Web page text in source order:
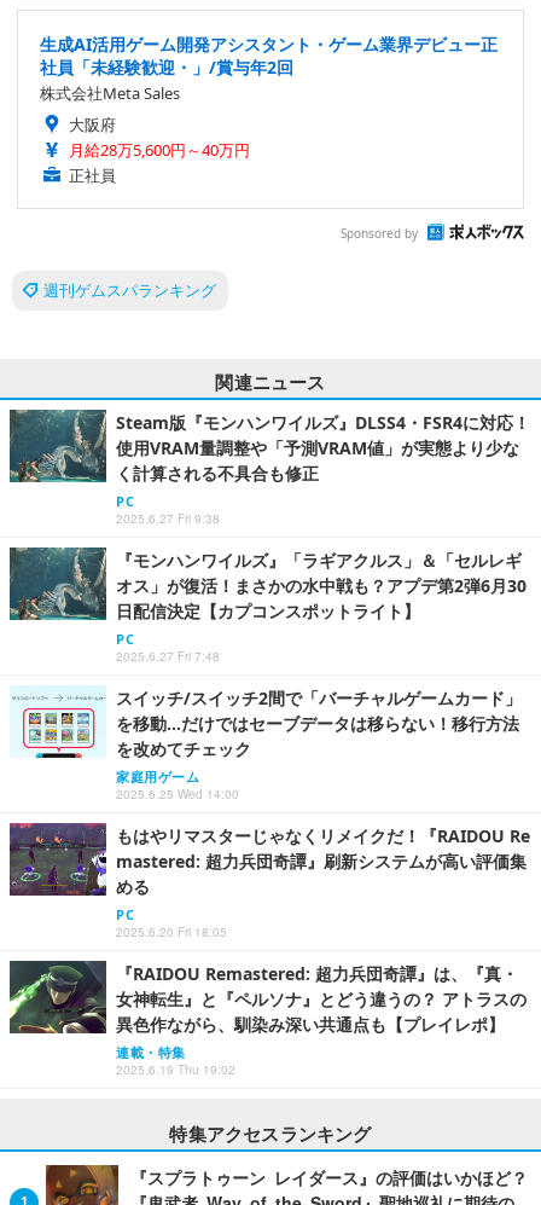
生成AI活用ゲーム開発アシスタント・ゲーム業界デビュー正
社員「未経験歓迎・」/賞与年2回
株式会社Meta Sales
大阪府
月給28万5,600円～40万円
正社員
Sponsored by
週刊ゲムスパランキング
関連ニュース
Steam版『モンハンワイルズ』DLSS4・FSR4に対応！
使用VRAM量調整や「予測VRAM値」が実態より少な
く計算される不具合も修正
PC
2025.6.27 Fri 9:38
『モンハンワイルズ』「ラギアクルス」＆「セルレギ
オス」が復活！まさかの水中戦も？アプデ第2弾6月30
日配信決定【カプコンスポットライト】
PC
2025.6.27 Fri 7:48
スイッチ/スイッチ2間で「バーチャルゲームカード」
を移動…だけではセーブデータは移らない！移行方法
を改めてチェック
家庭用ゲーム
2025.6.25 Wed 14:00
もはやリマスターじゃなくリメイクだ！『RAIDOU Re
mastered: 超力兵団奇譚』刷新システムが高い評価集
める
PC
2025.6.20 Fri 18:05
『RAIDOU Remastered: 超力兵団奇譚』は、『真・
女神転生』と『ペルソナ』とどう違うの？ アトラスの
異色作ながら、馴染み深い共通点も【プレイレポ】
連載・特集
2025.6.19 Thu 19:02
特集アクセスランキング
『スプラトゥーン レイダース』の評価はいかほど？